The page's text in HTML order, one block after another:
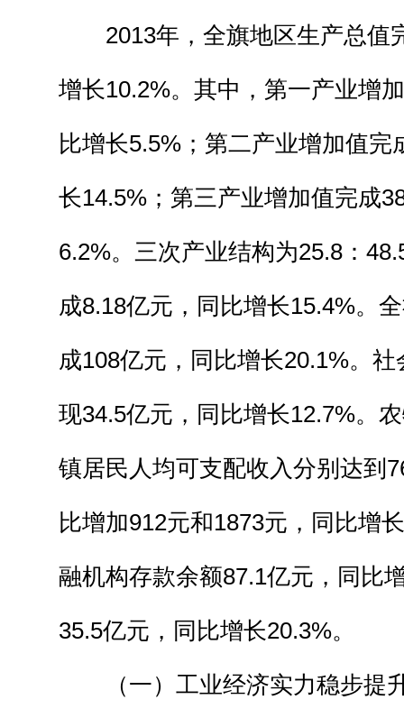
2013年，全旗地区生产总值
增长10.2%。其中，第一产业增
比增长5.5%；第二产业增加值完
长14.5%；第三产业增加值完成
6.2%。三次产业结构为25.8：
成8.18亿元，同比增长15.4%。
成108亿元，同比增长20.1%。
现34.5亿元，同比增长12.7%。
镇居民人均可支配收入分别达到
比增加912元和1873元，同比增
融机构存款余额87.1亿元，同比
35.5亿元，同比增长20.3%。
（一）工业经济实力稳步提